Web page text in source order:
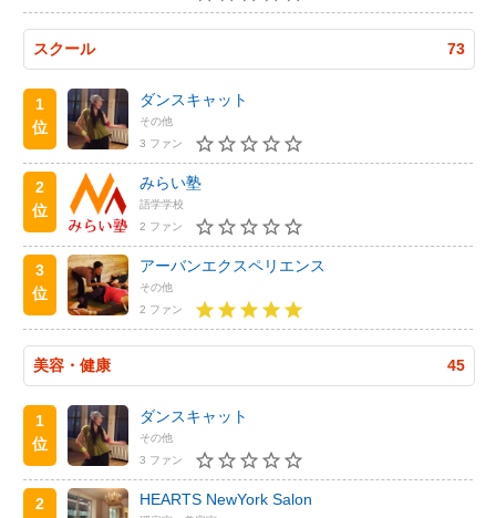
スクール 73
1
位
ダンスキャット
その他
3 ファン
2
位
みらい塾
語学学校
2 ファン
3
位
アーバンエクスペリエンス
その他
2 ファン
美容・健康 45
1
位
ダンスキャット
その他
3 ファン
2
HEARTS NewYork Salon